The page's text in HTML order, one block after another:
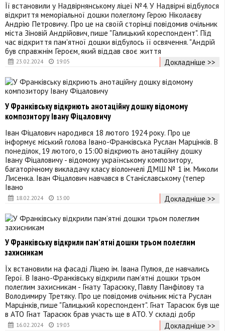
23.02.2024 19:05
Її встановили у Надвірнянському ліцеї №4. У Надвірні відбулося
відкриття меморіальної дошки полеглому Герою Ніколаєву
Андрію Петровичу. Про це на своїй сторінці повідомив очільник
міста Зіновій Андрійович, пише "Галицький кореспондент". Під
час відкриття пам'ятної дошки відбулось її освячення. "Андрій
був справжнім Героєм, який віддав своє життя
Докладніше >>
18.02.2024 13:00
У Франківську відкриють анотаційну дошку відомому
композитору Івану Фіцаловичу
Іван Фіцалович народився 18 лютого 1924 року. Про це
інформує міський голова Івано-Франківська Руслан Марцінків. В
понеділок, 19 лютого, о 15:00 відкриють анотаційну дошку
Івану Фіцаловичу - відомому українському композитору,
багаторічному викладачу класу віолончелі ДМШ № 1 ім. Миколи
Лисенка. Іван Фіцалович навчався в Станіславському (тепер
Івано
Докладніше >>
16.02.2024 19:03
У Франківську відкрили памʼятні дошки трьом полеглим
захисникам
Їх встановили на фасаді Ліцею ім. Івана Пулюя, де навчались
Герої. В Івано-Франківську відкрили памʼятні дошки трьом
полеглим захисникам - Гнату Тарасюку, Павлу Панфілову та
Володимиру Третяку. Про це повідомив очільник міста Руслан
Марцінків, пише "Галицький кореспондент". Гнат Тарасюк був ще
в АТО Гнат Тарасюк брав участь ще в АТО. У складі добр
Докладніше >>